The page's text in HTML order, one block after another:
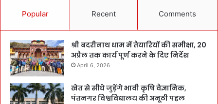
Popular Recent Comments
श्री बदरीनाथ धाम में तैयारियों की समीक्षा, 20
अप्रैल तक कार्य पूर्ण करने के दिए निर्देश
April 6, 2026
खेत से सीधे जुड़ेंगे भावी कृषि वैज्ञानिक,
पंतनगर विश्वविद्यालय की अनूठी पहल